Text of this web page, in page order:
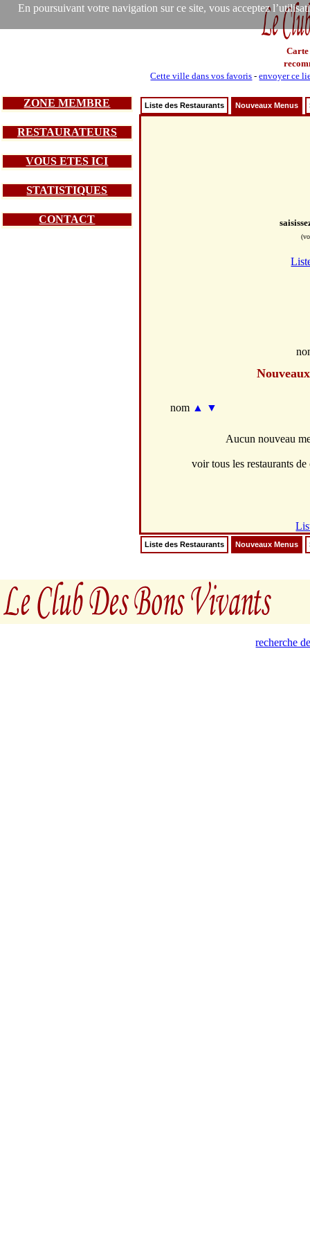
En poursuivant votre navigation sur ce site, vous acceptez
Carte
Cette ville dans vos favoris -envoyer ce
ZONE MEMBRE
RESTAURATEURS
VOUS ETES ICI
STATISTIQUES
CONTACT
Liste des Restaurants Nouveaux Menus
nom ▲ ▼
Aucun nouveau
voir tous les restaurants
Liste des Restaurants Nouveaux Menus
recherche